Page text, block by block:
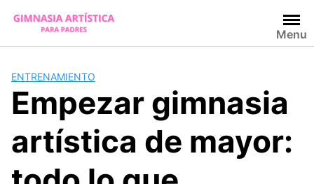
Menu
ENTRENAMIENTO
Empezar gimnasia
artística de mayor: